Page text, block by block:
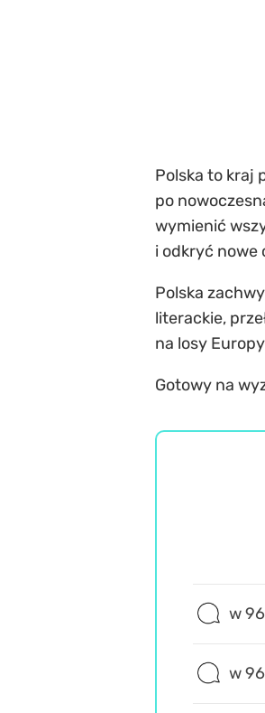
Polska to kraj
po
wymienić
i odkryć nowe
Polska
literackie,
na losy
Gotowy na
w
w